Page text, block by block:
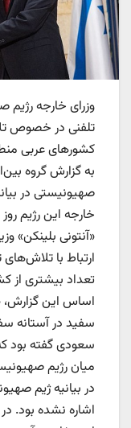
وزرای خارجه
تلفنی در خصوص
کشورهای عربی
به گزارش گروه
صهیونیستی در
خارجه این رژیم
«آنتونی بلینکن»
ارتباط با تلاش‌های
تعداد بیشتری از
اساس این
سفید در آستانه
سعودی گفته بود
میان رژیم
در بیانیه ژیم
اشاره نشده بود.